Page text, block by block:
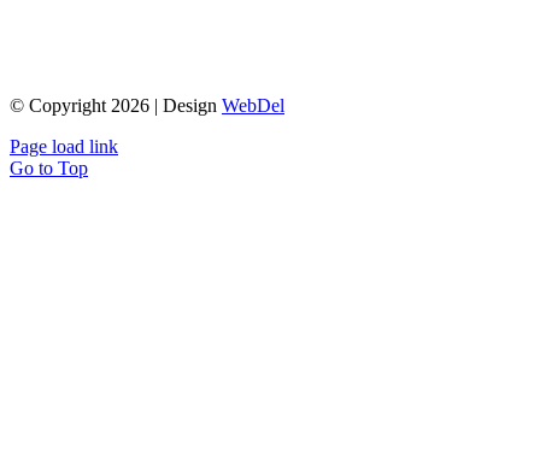
© Copyright 2026 | Design WebDel
Page load link
Go to Top